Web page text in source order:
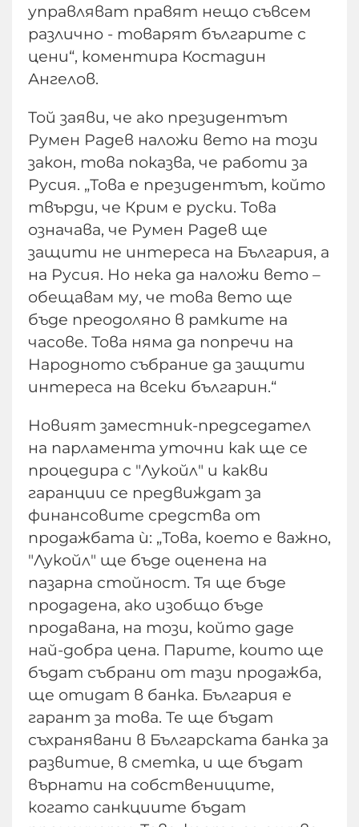
управляват правят нещо съвсем
различно - товарят българите с
цени“, коментира Костадин
Ангелов.
Той заяви, че ако президентът
Румен Радев наложи вето на този
закон, това показва, че работи за
Русия. „Това е президентът, който
твърди, че Крим е руски. Това
означава, че Румен Радев ще
защити не интереса на България, а
на Русия. Но нека да наложи вето –
обещавам му, че това вето ще
бъде преодоляно в рамките на
часове. Това няма да попречи на
Народното събрание да защити
интереса на всеки българин.“
Новият заместник-председател
на парламента уточни как ще се
процедира с "Лукойл" и какви
гаранции се предвиждат за
финансовите средства от
продажбата ѝ: „Това, което е важно,
"Лукойл" ще бъде оценена на
пазарна стойност. Тя ще бъде
продадена, ако изобщо бъде
продавана, на този, който даде
най-добра цена. Парите, които ще
бъдат събрани от тази продажба,
ще отидат в банка. България е
гарант за това. Те ще бъдат
съхранявани в Българската банка за
развитие, в сметка, и ще бъдат
върнати на собствениците,
когато санкциите бъдат